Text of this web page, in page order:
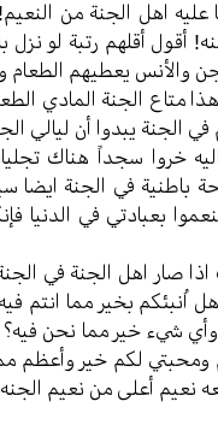
علیه اهل الجنة من
أقول أقلهم رتبة لو
والأنس یعطیهم
متاع الجنة المادي
في الجنة یبدوا أن ليالي
الیه خروا سجداً هناك
باطنیة في الجنة ایضا
بعبادتي في الدنیا
صار اهل الجنة في
اُنبئکم بخیر مما انتم
وأي شيء خیر مما نحن فیه؟
لکم خیر وأعظم مما
أعلی من نعیم الجنه